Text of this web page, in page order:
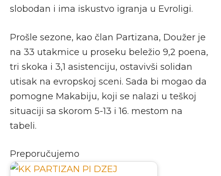
slobodan i ima iskustvo igranja u Evroligi.
Prošle sezone, kao član Partizana, Doužer je
na 33 utakmice u proseku beležio 9,2 poena,
tri skoka i 3,1 asistenciju, ostavivši solidan
utisak na evropskoj sceni. Sada bi mogao da
pomogne Makabiju, koji se nalazi u teškoj
situaciji sa skorom 5-13 i 16. mestom na
tabeli.
Preporučujemo